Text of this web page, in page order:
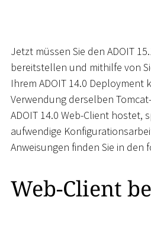
Jetzt müssen Sie den ADOIT
bereitstellen und mithilfe von
Ihrem ADOIT 14.0 Deployment
Verwendung derselben
ADOIT 14.0 Web-Client hostet,
aufwendige
Anweisungen finden Sie in den
Web-Client